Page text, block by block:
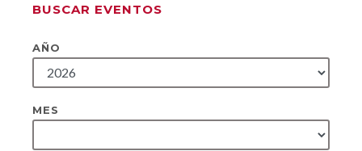
BUSCAR EVENTOS
AÑO
MES